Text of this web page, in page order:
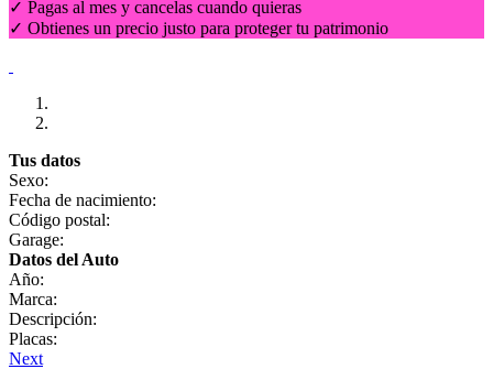
✓ Pagas al mes y cancelas cuando quieras
✓ Obtienes un precio justo para proteger tu patrimonio
Tus datos
Sexo:
Fecha de nacimiento:
Código postal:
Garage:
Datos del Auto
Año:
Marca:
Descripción:
Placas:
Next